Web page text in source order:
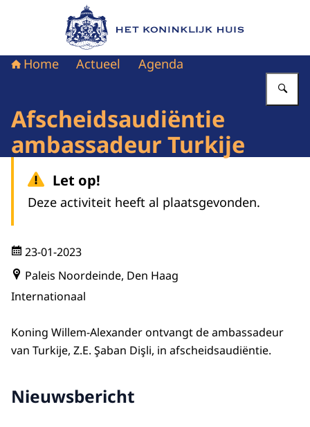
Naar de homepage van Het Koninklijk Huis
Home Actueel Agenda
Afscheidsaudiëntie
ambassadeur Turkije
Let op!
Deze activiteit heeft al plaatsgevonden.
23-01-2023
Paleis Noordeinde, Den Haag
Internationaal
Koning Willem-Alexander ontvangt de ambassadeur
van Turkije, Z.E. Şaban Dişli, in afscheidsaudiëntie.
Nieuwsbericht